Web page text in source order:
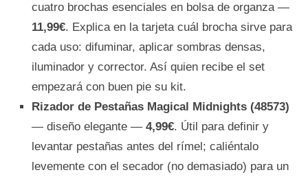
cuatro brochas esenciales en bolsa de organza —
11,99€. Explica en la tarjeta cuál brocha sirve para
cada uso: difuminar, aplicar sombras densas,
iluminador y corrector. Así quien recibe el set
empezará con buen pie su kit.
Rizador de Pestañas Magical Midnights (48573)
— diseño elegante — 4,99€. Útil para definir y
levantar pestañas antes del rímel; caliéntalo
levemente con el secador (no demasiado) para un